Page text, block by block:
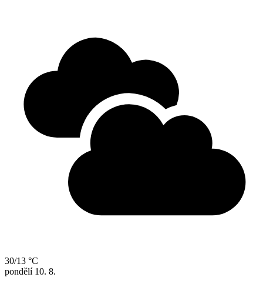
30/13 °C
pondělí 10. 8.